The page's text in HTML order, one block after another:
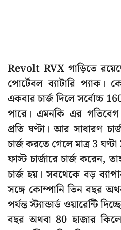
Revolt RVX গাড়িতে
পোর্টেবল ব্যাটারি প্যাক।
একবার চার্জ দিলে সর্বোচ্চ
পারে। এমনকি এর গতিবেগ
প্রতি ঘণ্টা। আর সাধারণ
চার্জ করতে গেলে মাত্র 3
ফাস্ট চার্জারে চার্জ করেন,
চার্জ হয়। সবথেকে বড়
সঙ্গে কোম্পানি তিন বছর
পর্যন্ত স্ট্যান্ডার্ড ওয়ারেন্টি
বছর অথবা 80 হাজার